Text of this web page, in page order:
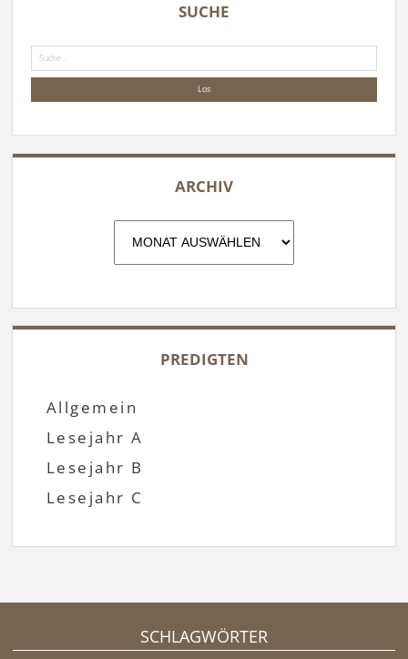
SUCHE
Suche
ARCHIV
PREDIGTEN
Allgemein
Lesejahr A
Lesejahr B
Lesejahr C
SCHLAGWÖRTER